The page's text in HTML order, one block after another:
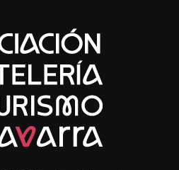
Hostelería Navarra